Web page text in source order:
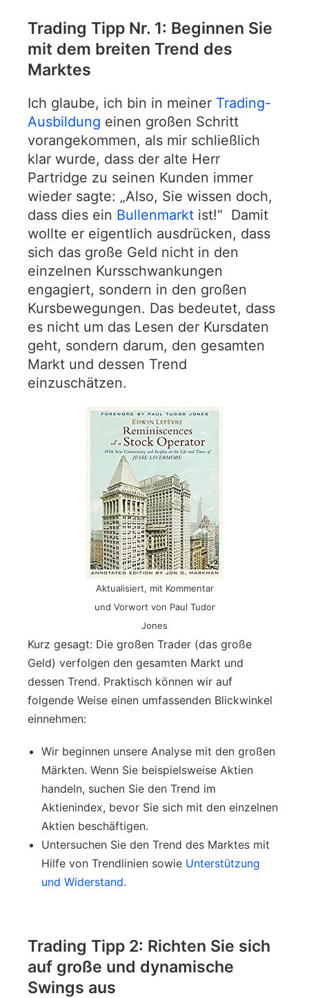
Trading Tipp Nr. 1: Beginnen Sie
mit dem breiten Trend des
Marktes
Ich glaube, ich bin in meiner Trading-
Ausbildung einen großen Schritt
vorangekommen, als mir schließlich
klar wurde, dass der alte Herr
Partridge zu seinen Kunden immer
wieder sagte: „Also, Sie wissen doch,
dass dies ein Bullenmarkt ist!“ Damit
wollte er eigentlich ausdrücken, dass
sich das große Geld nicht in den
einzelnen Kursschwankungen
engagiert, sondern in den großen
Kursbewegungen. Das bedeutet, dass
es nicht um das Lesen der Kursdaten
geht, sondern darum, den gesamten
Markt und dessen Trend
einzuschätzen.
Aktualisiert, mit Kommentar
und Vorwort von Paul Tudor
Jones
Kurz gesagt: Die großen Trader (das große
Geld) verfolgen den gesamten Markt und
dessen Trend. Praktisch können wir auf
folgende Weise einen umfassenden Blickwinkel
einnehmen:
Wir beginnen unsere Analyse mit den großen
Märkten. Wenn Sie beispielsweise Aktien
handeln, suchen Sie den Trend im
Aktienindex, bevor Sie sich mit den einzelnen
Aktien beschäftigen.
Untersuchen Sie den Trend des Marktes mit
Hilfe von Trendlinien sowie Unterstützung
und Widerstand.
Trading Tipp 2: Richten Sie sich
auf große und dynamische
Swings aus